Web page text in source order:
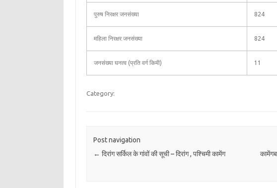
पुरुष निरक्षर जनसंख्या 824
महिला निरक्षर जनसंख्या 824
जनसंख्या घनत्व (प्रति वर्ग किमी) 11
Category:
Post navigation
← दिरांग सर्किल के गांवों की सूची – दिरांग , पश्चिमी कामेंग